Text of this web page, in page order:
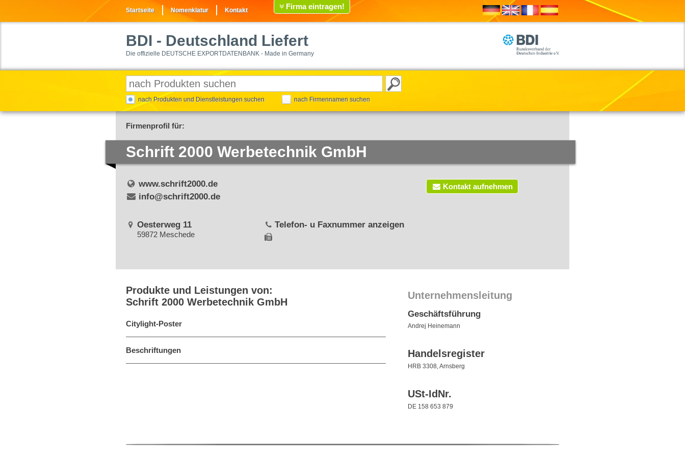
Startseite Nomenklatur Kontakt Firma eintragen!
BDI - Deutschland Liefert
Die offizielle DEUTSCHE EXPORTDATENBANK - Made in Germany
nach Produkten und Dienstleistungen suchen nach Firmennamen suchen
Firmenprofil für:
Schrift 2000 Werbetechnik GmbH
Kontakt aufnehmen
www.schrift2000.de
info@schrift2000.de
Oesterweg 11
59872 Meschede
Telefon- u Faxnummer anzeigen
Produkte und Leistungen von:
Schrift 2000 Werbetechnik GmbH
Citylight-Poster
Beschriftungen
Unternehmensleitung
Geschäftsführung
Andrej Heinemann
Handelsregister
HRB 3308, Arnsberg
USt-IdNr.
DE 158 653 879